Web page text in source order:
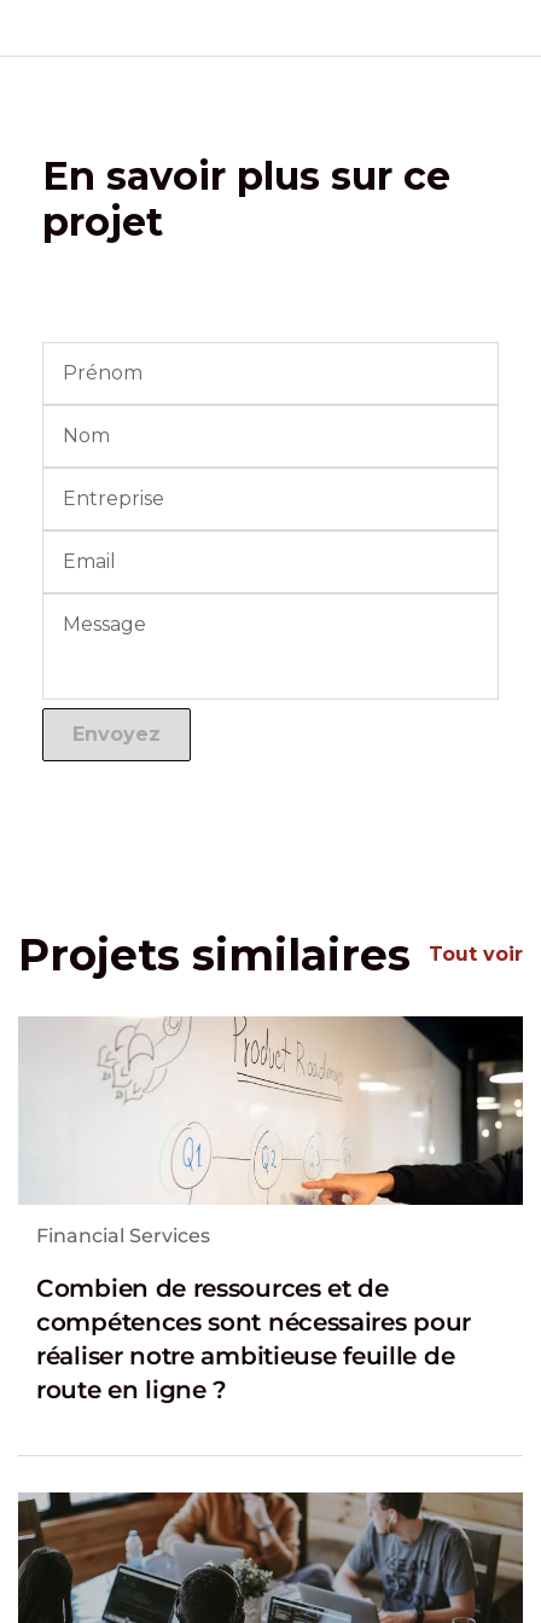
En savoir plus sur ce
projet
Projets similaires Tout voir
Financial Services
Combien de ressources et de
compétences sont nécessaires pour
réaliser notre ambitieuse feuille de
route en ligne ?